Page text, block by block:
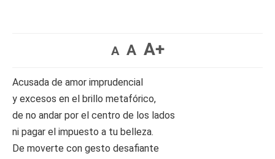
A A A+
Acusada de amor imprudencial
y excesos en el brillo metafórico,
de no andar por el centro de los lados
ni pagar el impuesto a tu belleza.
De moverte con gesto desafiante